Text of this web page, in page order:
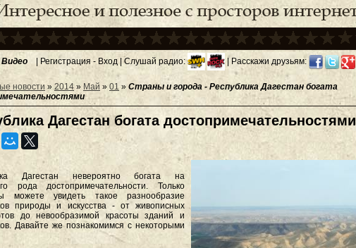
Видео | Регистрация - Вход | Слушай радио: | Расскажи друзьям:
новости » 2014 » Май » 01 » Страны и города - Республика Дагестан богата
Дагестан богата достопримечательностями
Дагестан невероятно богата на
рода достопримечательности. Только
можете увидеть такое разнообразие
природы и искусства - от живописных
до невообразимой красоты зданий и
Давайте же познакомимся с некоторыми